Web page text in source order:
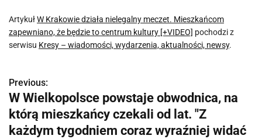
kultury
[+VIDEO]
ArtykułW Krakowie działa nielegalny meczet. Mieszkańcom
zapewniano, że będzie to centrum kultury [+VIDEO] pochodzi z
serwisu Kresy – wiadomości, wydarzenia, aktualności, newsy.
N
a
w
Previous:
W Wielkopolsce powstaje obwodnica, na
którą mieszkańcy czekali od lat. "Z
każdym tygodniem coraz wyraźniej widać